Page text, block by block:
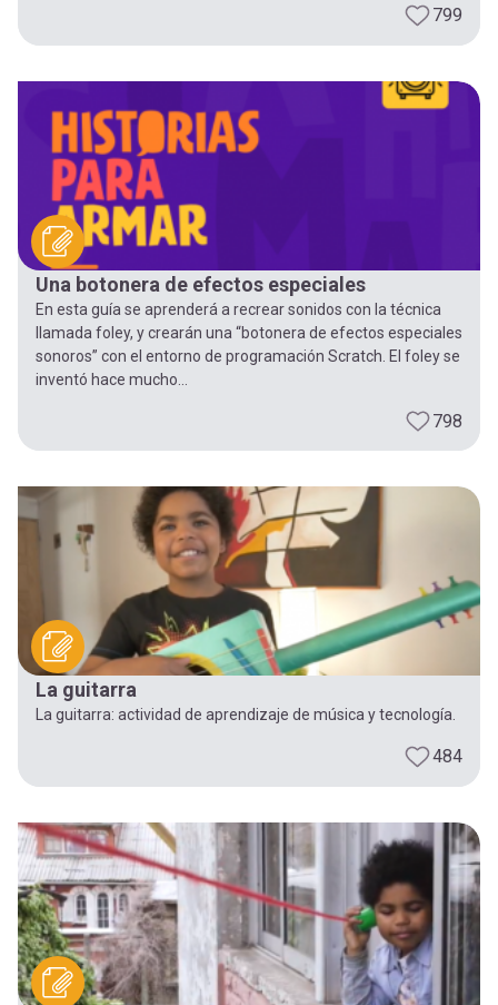
mi
cuenta
799
Una botonera de efectos especiales
En esta guía se aprenderá a recrear sonidos con la técnica
llamada foley, y crearán una “botonera de efectos especiales
sonoros” con el entorno de programación Scratch. El foley se
inventó hace mucho...
798
La guitarra
La guitarra: actividad de aprendizaje de música y tecnología.
484